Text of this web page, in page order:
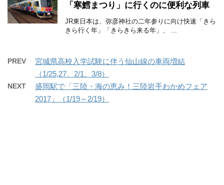
「寒鱈まつり」に行くのに便利な列車
JR東日本は、弥彦神社の二年参りに向け快速「きら
きら行く年」「きらきら来る年」、 ...
PREV
宮城県高校入学試験に伴う仙山線の車両増結
（1/25,27、2/1、3/8）
NEXT
盛岡駅で「三陸・海の恵み！三陸岩手わかめフェア
2017」（1/19～2/19）